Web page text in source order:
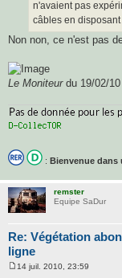
n'avaient pas
câbles en
Non non, ce n'est pas
Le Moniteurdu 19/02/10
: Bienvenue dans
remster
Equipe SaDur
Re: Végétation
ligne
14 juil. 2010, 23:59